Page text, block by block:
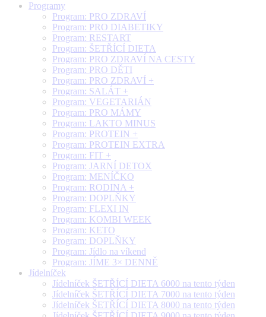
Programy
Program: PRO ZDRAVÍ
Program: PRO DIABETIKY
Program: RESTART
Program: ŠETŘÍCÍ DIETA
Program: PRO ZDRAVÍ NA CESTY
Program: PRO DĚTI
Program: PRO ZDRAVÍ +
Program: SALÁT +
Program: VEGETARIÁN
Program: PRO MÁMY
Program: LAKTO MINUS
Program: PROTEIN +
Program: PROTEIN EXTRA
Program: FIT +
Program: JARNÍ DETOX
Program: MENÍČKO
Program: RODINA +
Program: DOPLŇKY
Program: FLEXI IN
Program: KOMBI WEEK
Program: KETO
Program: DOPLŇKY
Program: Jídlo na víkend
Program: JÍME 3× DENNĚ
Jídelníček
Jídelníček ŠETŘÍCÍ DIETA 6000 na tento týden
Jídelníček ŠETŘÍCÍ DIETA 7000 na tento týden
Jídelníček ŠETŘÍCÍ DIETA 8000 na tento týden